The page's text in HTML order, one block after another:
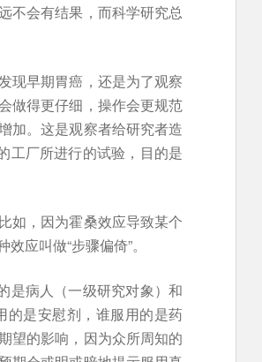
不会有结果，而科学研究总
现早期胃癌，还是为了观察
做得更仔细，操作会更规范
加。这是观察者给研究者造
工厂所进行的试验，目的是
如，因为霍桑效应导致某个
应叫做“步骤偏倚”。
是病人（一级研究对象）和
的是安慰剂，谁服用的是药
望的影响，因为众所周知的